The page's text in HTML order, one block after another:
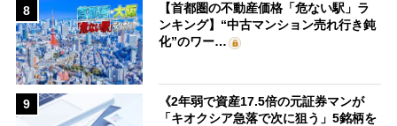
8
【首都圏の不動産価格「危ない駅」ラ
ンキング】“中古マンション売れ行き鈍
化”のワー…
9
《2年弱で資産17.5倍の元証券マンが
「キオクシア急落で次に狙う」5銘柄を